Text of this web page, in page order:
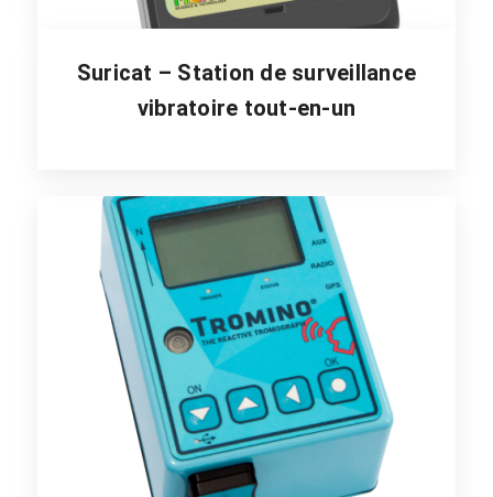
Suricat – Station de surveillance
vibratoire tout-en-un